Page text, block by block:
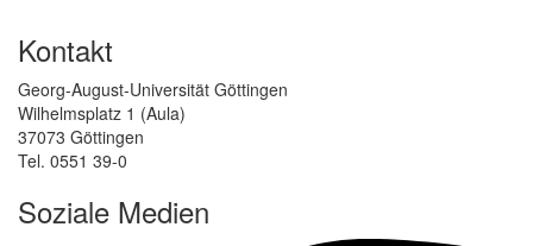
Kontakt
Georg-August-Universität Göttingen
Wilhelmsplatz 1 (Aula)
37073 Göttingen
Tel. 0551 39-0
Soziale Medien